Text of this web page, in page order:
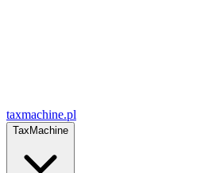
taxmachine.pl
TaxMachine